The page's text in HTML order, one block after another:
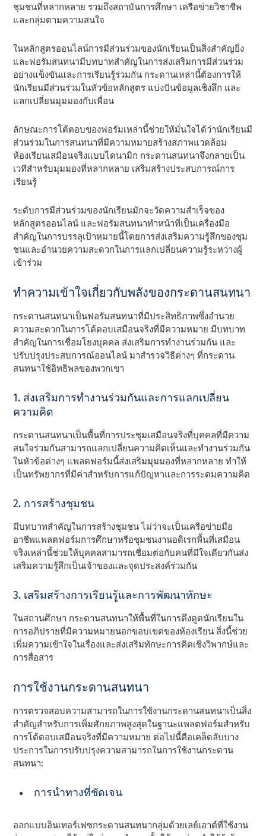
ชุมชนที่หลากหลาย รวมถึงสถาบันการศึกษา เครือข่ายวิชาชีพ
และกลุ่มตามความสนใจ
ในหลักสูตรออนไลน์การมีส่วนร่วมของนักเรียนเป็นสิ่งสําคัญยิ่ง
และฟอรัมสนทนามีบทบาทสําคัญในการส่งเสริมการมีส่วนร่วม
อย่างแข็งขันและการเรียนรู้ร่วมกัน กระดานเหล่านี้ต้องการให้
นักเรียนมีส่วนร่วมในหัวข้อหลักสูตร แบ่งปันข้อมูลเชิงลึก และ
แลกเปลี่ยนมุมมองกับเพื่อน
ลักษณะการโต้ตอบของฟอรัมเหล่านี้ช่วยให้มั่นใจได้ว่านักเรียนมี
ส่วนร่วมในการสนทนาที่มีความหมายสร้างสภาพแวดล้อม
ห้องเรียนเสมือนจริงแบบไดนามิก กระดานสนทนาจึงกลายเป็น
เวทีสําหรับมุมมองที่หลากหลาย เสริมสร้างประสบการณ์การ
เรียนรู้
ระดับการมีส่วนร่วมของนักเรียนมักจะวัดความสําเร็จของ
หลักสูตรออนไลน์ และฟอรัมสนทนาทําหน้าที่เป็นเครื่องมือ
สําคัญในการบรรลุเป้าหมายนี้โดยการส่งเสริมความรู้สึกของชุม
ชนและอํานวยความสะดวกในการแลกเปลี่ยนความรู้ระหว่างผู้
เข้าร่วม
ทําความเข้าใจเกี่ยวกับพลังของกระดานสนทนา
กระดานสนทนาเป็นฟอรัมสนทนาที่มีประสิทธิภาพซึ่งอํานวย
ความสะดวกในการโต้ตอบเสมือนจริงที่มีความหมาย มีบทบาท
สําคัญในการเชื่อมโยงบุคคล ส่งเสริมการทํางานร่วมกัน และ
ปรับปรุงประสบการณ์ออนไลน์ มาสํารวจวิธีต่างๆ ที่กระดาน
สนทนาใช้อิทธิพลของพวกเขา
1. ส่งเสริมการทํางานร่วมกันและการแลกเปลี่ยน
ความคิด
กระดานสนทนาเป็นพื้นที่การประชุมเสมือนจริงที่บุคคลที่มีความ
สนใจร่วมกันสามารถแลกเปลี่ยนความคิดเห็นและทํางานร่วมกัน
ในหัวข้อต่างๆ แพลตฟอร์มนี้ส่งเสริมมุมมองที่หลากหลาย ทําให้
เป็นทรัพยากรที่มีค่าสําหรับการแก้ปัญหาและการระดมความคิด
2. การสร้างชุมชน
มีบทบาทสําคัญในการสร้างชุมชน ไม่ว่าจะเป็นเครือข่ายมือ
อาชีพแพลตฟอร์มการศึกษาหรือชุมชนงานอดิเรกพื้นที่เสมือน
จริงเหล่านี้ช่วยให้บุคคลสามารถเชื่อมต่อกับคนที่มีใจเดียวกันส่ง
เสริมความรู้สึกเป็นเจ้าของและจุดประสงค์ร่วมกัน
3. เสริมสร้างการเรียนรู้และการพัฒนาทักษะ
ในสถานศึกษา กระดานสนทนาให้พื้นที่ในการดึงดูดนักเรียนใน
การอภิปรายที่มีความหมายนอกขอบเขตของห้องเรียน สิ่งนี้ช่วย
เพิ่มความเข้าใจในเรื่องและส่งเสริมทักษะการคิดเชิงวิพากษ์และ
การสื่อสาร
การใช้งานกระดานสนทนา
การตรวจสอบความสามารถในการใช้งานกระดานสนทนาเป็นสิ่ง
สําคัญสําหรับการเพิ่มศักยภาพสูงสุดในฐานะแพลตฟอร์มสําหรับ
การโต้ตอบเสมือนจริงที่มีความหมาย ต่อไปนี้คือเคล็ดลับบาง
ประการในการปรับปรุงความสามารถในการใช้งานกระดาน
สนทนา:
การนําทางที่ชัดเจน
ออกแบบอินเทอร์เฟซกระดานสนทนากลุ่มด้วยเลย์เอาต์ที่ใช้งาน